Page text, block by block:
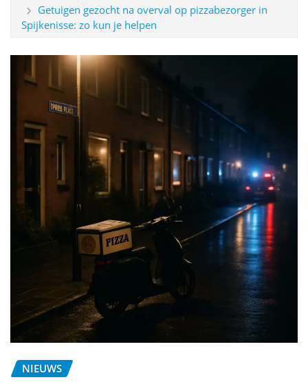
Getuigen gezocht na overval op pizzabezorger in
Spijkenisse: zo kun je helpen
NIEUWS